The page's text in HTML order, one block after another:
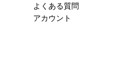
よくある質問
アカウント